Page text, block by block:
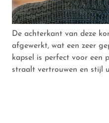
De achterkant van deze
afgewerkt, wat een zeer
kapsel is perfect voor een
straalt vertrouwen en stijl